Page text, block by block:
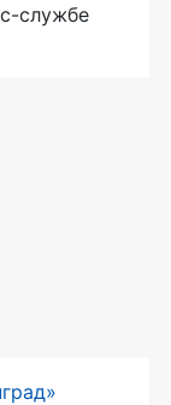
службе